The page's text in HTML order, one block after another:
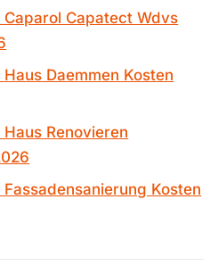
Capatect Wdvs
Daemmen Kosten
Renovieren
Kosten